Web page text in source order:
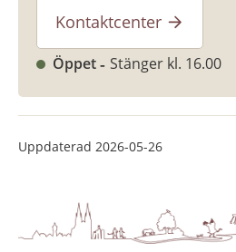
Kontaktcenter
Öppet Stänger kl. 16.00
Uppdaterad 2026-05-26